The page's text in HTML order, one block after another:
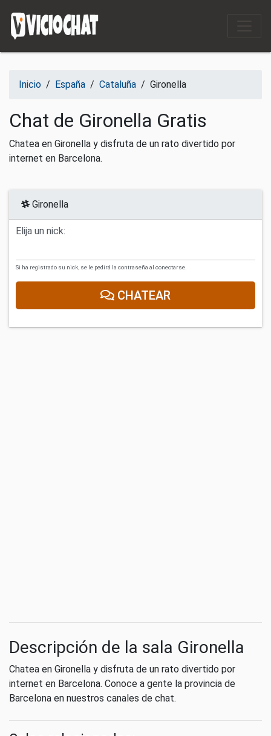
Inicio / España / Cataluña / Gironella
Chat de Gironella Gratis
Chatea en Gironella y disfruta de un rato divertido por
internet en Barcelona.
Gironella
Elija un nick:
Si ha registrado su nick, se le pedirá la contraseña al conectarse.
CHATEAR
Descripción de la sala Gironella
Chatea en Gironella y disfruta de un rato divertido por
internet en Barcelona. Conoce a gente la provincia de
Barcelona en nuestros canales de chat.